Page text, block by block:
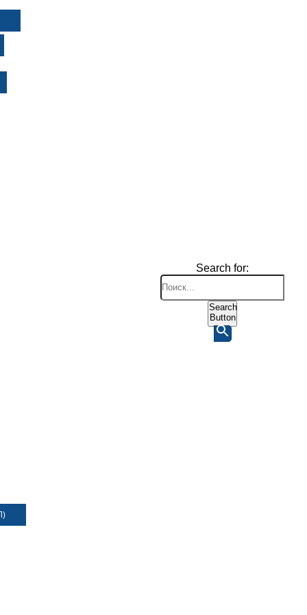
Search for:
Search
Button